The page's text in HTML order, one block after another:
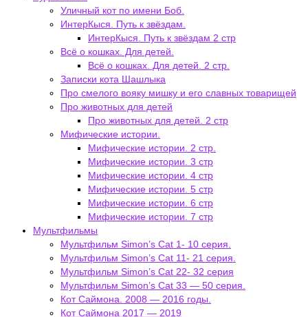
Уличный кот по имени Боб.
ИнтерКыся. Путь к звёздам.
ИнтерКыся. Путь к звёздам 2 стр
Всё о кошках. Для детей.
Всё о кошках. Для детей. 2 стр.
Записки кота Шашлыка
Про смелого вояку мишку и его славных товарищей
Про животных для детей
Про животных для детей. 2 стр
Мифические истории.
Мифические истории. 2 стр.
Мифические истории. 3 стр
Мифические истории. 4 стр
Мифические истории. 5 стр
Мифические истории. 6 стр
Мифические истории. 7 стр
Мультфильмы
Мультфильм Simon’s Cat 1- 10 серия.
Мультфильм Simon’s Cat 11- 21 серия.
Мультфильм Simon’s Cat 22- 32 серия
Мультфильм Simon’s Cat 33 — 50 серия.
Кот Саймона. 2008 — 2016 годы.
Кот Саймона 2017 — 2019